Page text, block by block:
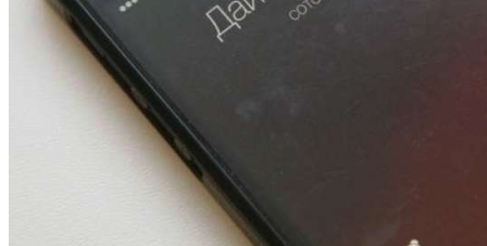
В Красноармейском районе Волгограда стартует
конкурс на ремонт моста через Волго‑Донской
судоходный канал
Фестиваль #ТриЧетыре в Волгограде пройдёт
11–13 сентября в рамках Года единства народов